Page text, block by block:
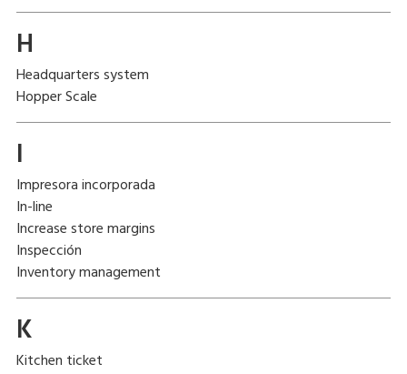
H
Headquarters system
Hopper Scale
I
Impresora incorporada
In-line
Increase store margins
Inspección
Inventory management
K
Kitchen ticket